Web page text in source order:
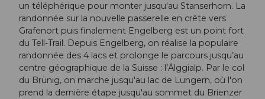
un téléphérique pour monter jusqu'au Stanserhorn. La
randonnée sur la nouvelle passerelle en crête vers
Grafenort puis finalement Engelberg est un point fort
du Tell-Trail. Depuis Engelberg, on réalise la populaire
randonnée des 4 lacs et prolonge le parcours jusqu’au
centre géographique de la Suisse : l’Älggialp. Par le col
du Brünig, on marche jusqu'au lac de Lungern, où l'on
prend la dernière étape jusqu'au sommet du Brienzer